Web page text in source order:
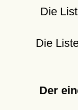
Die
Die
Der